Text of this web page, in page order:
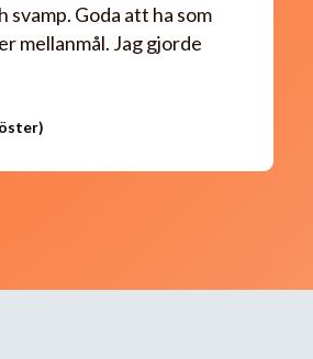
svamp. Goda att ha som
mellanmål. Jag gjorde